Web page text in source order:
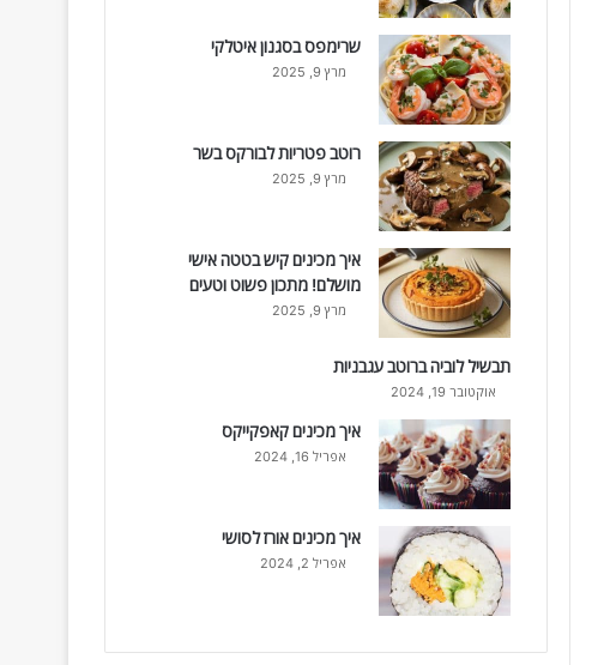
שרימפס בסגנון איטלקי
מרץ 9, 2025
רוטב פטריות לבורקס בשר
מרץ 9, 2025
איך מכינים קיש בטטה אישי
מושלם! מתכון פשוט וטעים
מרץ 9, 2025
תבשיל לוביה ברוטב עגבניות
אוקטובר 19, 2024
איך מכינים קאפקייקס
אפריל 16, 2024
איך מכינים אורז לסושי
אפריל 2, 2024